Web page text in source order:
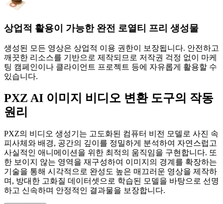
상업적 활용이 가능한 완전 로열티 프리 생성물
생성된 모든 영상은 상업적 이용 권한이 보장됩니다. 안전하고
깨끗한 리소스를 기반으로 제작되므로 저작권 걱정 없이 마케
팅 캠페인이나 클라이언트 프로젝트 등에 자유롭게 활용할 수
있습니다.
PXZ AI 이미지 비디오 변환 도구의 작동
원리
PXZ의 비디오 생성기는 고도화된 컴퓨터 비전 모델로 사진 속
피사체와 배경, 공간의 깊이를 정밀하게 분석하여 자연스럽고
사실적인 애니메이션을 위한 최적의 움직임을 구현합니다. 또
한 보이지 않는 영역을 재구성하여 이미지의 경계를 확장하는
기술을 통해 시각적으로 완성도 높은 매끄러운 영상을 제작하
며, 방대한 고화질 데이터셋으로 학습된 모델을 바탕으로 선명
하고 신속하며 안정적인 결과물을 보장합니다.